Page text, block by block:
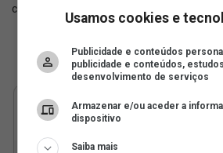
condições'
Usamos cookies e
Publicidade e conteúdos
publicidade e conteúdos,
desenvolvimento de serviços
Armazenar e/ou aceder a
dispositivo
Saiba mais